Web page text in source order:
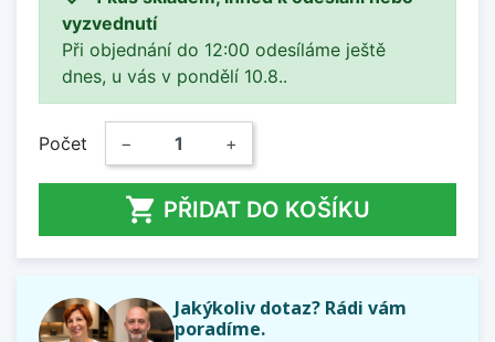
vyzvednutí
Při objednání do 12:00 odesíláme ještě
dnes, u vás v pondělí 10.8..
Počet − +
 PŘIDAT DO KOŠÍKU
Jakýkoliv dotaz? Rádi vám
poradíme.